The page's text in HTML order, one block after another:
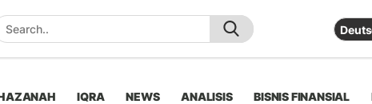
IQRA NEWS ANALISIS BISNIS FINANSIAL